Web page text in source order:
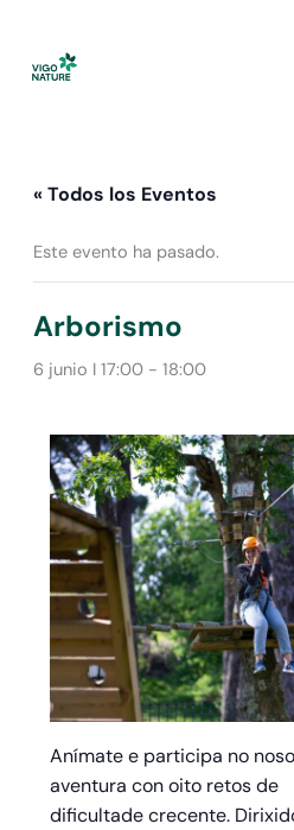
contenido
« Todos los Eventos
Este evento ha pasado.
Arborismo
6 junio I 17:00- 18:00
Anímate e participa no
aventura con oito retos de
dificultade crecente.